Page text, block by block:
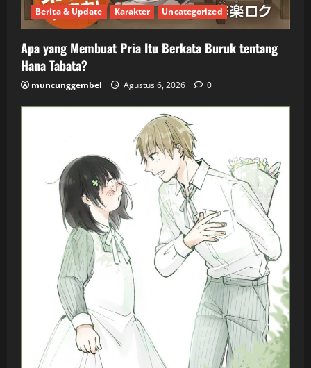
Berita & Update Karakter Uncategorized
Apa yang Membuat Pria Itu Berkata Buruk tentang
Hana Tabata?
muncunggembel Agustus 6, 2026 0